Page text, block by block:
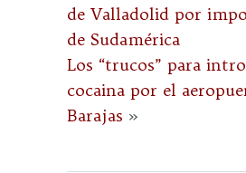
de Valladolid por
de Sudamérica
Los “trucos” para
cocaina por el
Barajas »